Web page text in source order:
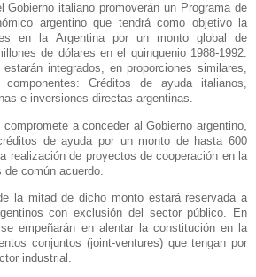
Gobierno italiano promoverán un Programa de
argentino que tendrá como objetivo la
en
la Argentinapor un monto global de
de dólares en el quinquenio 1988-1992.
integrados, en proporciones similares,
Créditos de ayuda italianos,
e inversiones directas argentinas.
a conceder al Gobierno argentino,
de ayuda por un monto de hasta 600
realización de proyectos de cooperación en la
común acuerdo.
la mitad de dicho monto estará reservada a
con exclusión del sector público. En
empeñarán en alentar la constitución en la
conjuntos (joint-ventures) que tengan por
industrial.